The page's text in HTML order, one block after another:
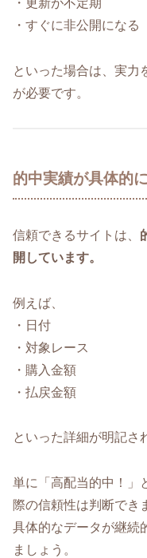
・更新が不定期
・すぐに非公開になる
といった場合は、実力
が必要です。
的中実績が具体的
信頼できるサイトは、
開しています。
例えば、
・日付
・対象レース
・購入金額
・払戻金額
といった詳細が明記さ
単に「高配当的中！」
際の信頼性は判断でき
具体的なデータが継続
ましょう。